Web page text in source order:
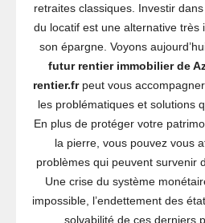
retraites classiques. Investir
du locatif est une alternative très
son épargne. Voyons
futur rentier immobilier de
rentier.frpeut vous
les problématiques et solutions
En plus de protéger votre
la pierre, vous pouvez vous
problèmes qui peuvent survenir
Une crise du système
impossible, l’endettement des
solvabilité de ces derniers